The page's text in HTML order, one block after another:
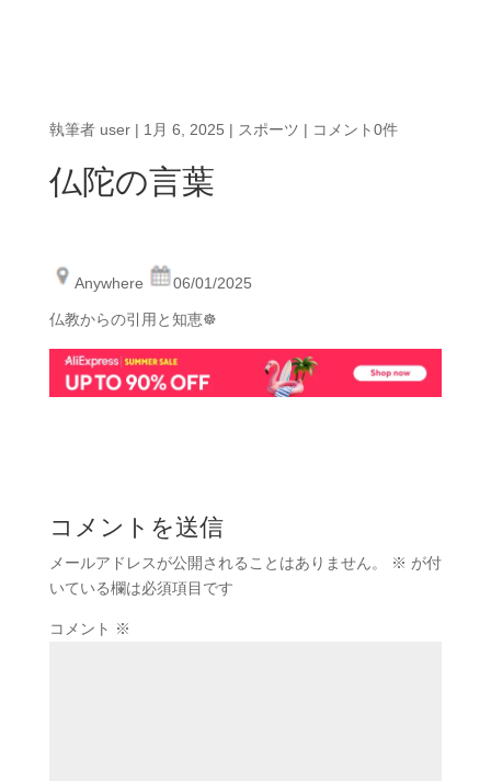
執筆者 user| 1月 6, 2025 | スポーツ | コメント0件
仏陀の言葉
Anywhere 06/01/2025
仏教からの引用と知恵☸
コメントを送信
メールアドレスが公開されることはありません。 ※ が付
いている欄は必須項目です
コメント ※